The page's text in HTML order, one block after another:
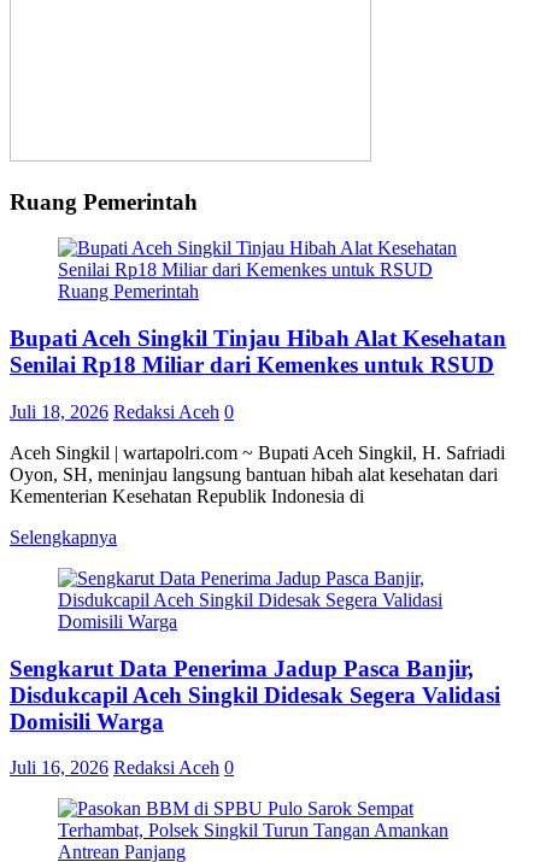
Ruang Pemerintah
Ruang Pemerintah
Bupati Aceh Singkil Tinjau Hibah Alat Kesehatan
Senilai Rp18 Miliar dari Kemenkes untuk RSUD
Juli 18, 2026 Redaksi Aceh 0
Aceh Singkil | wartapolri.com ~ Bupati Aceh Singkil, H. Safriadi
Oyon, SH, meninjau langsung bantuan hibah alat kesehatan dari
Kementerian Kesehatan Republik Indonesia di
Selengkapnya
Sengkarut Data Penerima Jadup Pasca Banjir,
Disdukcapil Aceh Singkil Didesak Segera Validasi
Domisili Warga
Juli 16, 2026 Redaksi Aceh 0